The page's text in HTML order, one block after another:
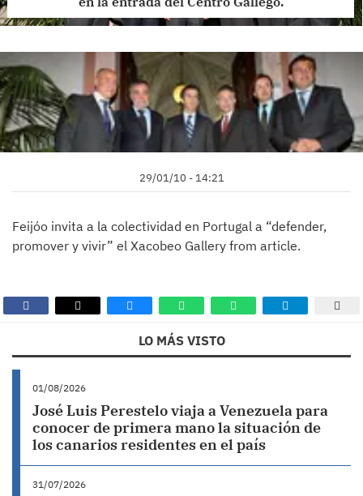
29/01/10 - 14:21
Feijóo invita a la colectividad en Portugal a “defender,
promover y vivir” el Xacobeo Gallery from article.
LO MÁS VISTO
01/08/2026
José Luis Perestelo viaja a Venezuela para
conocer de primera mano la situación de
los canarios residentes en el país
31/07/2026